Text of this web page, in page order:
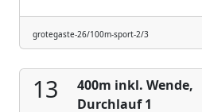
grotegaste-26/100m-sport-2/3
13
400m inkl. Wende,
Durchlauf 1